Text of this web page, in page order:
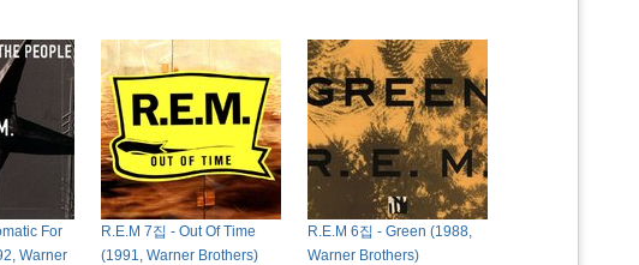
For
Warner
R.E.M 7집 - Out Of Time
(1991, Warner Brothers)
R.E.M 6집 - Green (1988,
Warner Brothers)